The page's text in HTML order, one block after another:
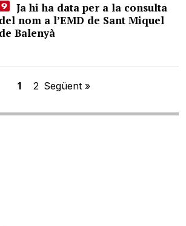
Ja hi ha data per a la consulta
del nom a l’EMD de Sant Miquel
de Balenyà
1 2 Següent »